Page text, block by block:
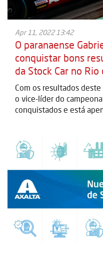
Apr 11, 2022 13:42
O paranaense
conquistar bons
da Stock Car no Rio
Com os resultados
o vice-líder do
conquistados e está